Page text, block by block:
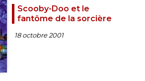
Scooby-Doo et le
fantôme de la sorcière
18 octobre 2001